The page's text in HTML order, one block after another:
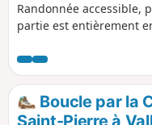
Randonnée accessible,
partie est entièrement
Boucle par la